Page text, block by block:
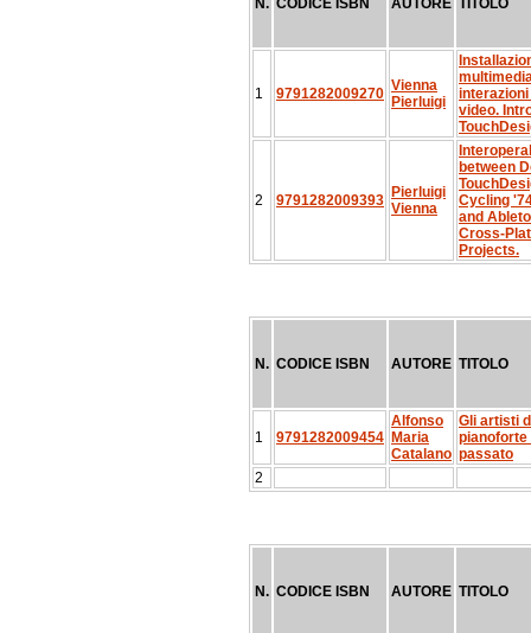
N. CODICE ISBN AUTORE TITOLO
1 9791282009270 Vienna
Pierluigi
interazioni
video.
2 9791282009393 Pierluigi
Vienna
between
Cycling
and
Cross-
Projects.
N. CODICE ISBN AUTORE TITOLO
1 9791282009454
Alfonso
Maria
Catalano
Gli artisti
pianoforte
passato
2
N. CODICE ISBN AUTORE TITOLO